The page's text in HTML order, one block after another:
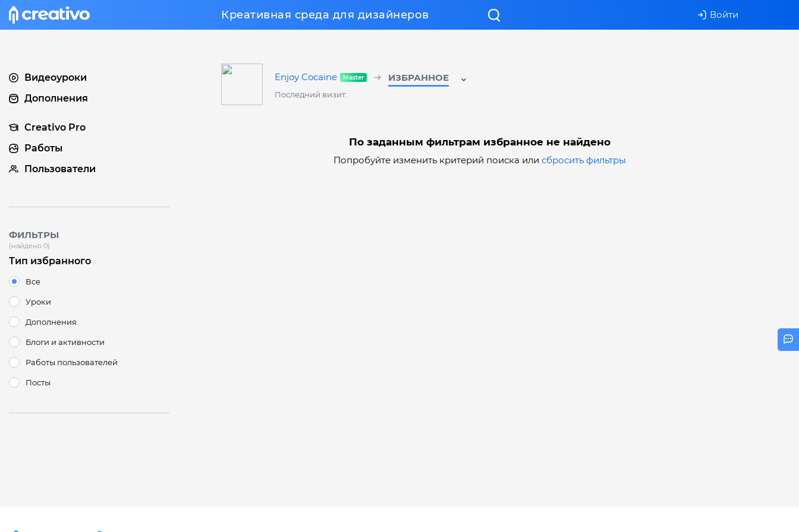
Креативная среда для дизайнеров Войти
Enjoy Cocaine
Последний визит:
ИЗБРАННОЕ
По заданным фильтрам избранное не найдено
Попробуйте изменить критерий поиска илисбросить фильтры
Видеоуроки
Дополнения
Creativo Pro
Работы
Пользователи
ФИЛЬТРЫ
(найдено 0)
Тип избранного
Все
Уроки
Дополнения
Блоги и активности
Работы пользователей
Посты